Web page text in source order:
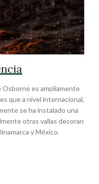
Osborne es ampliamente
que a nivel internacional,
se ha instalado una
otras vallas decoran
y México.